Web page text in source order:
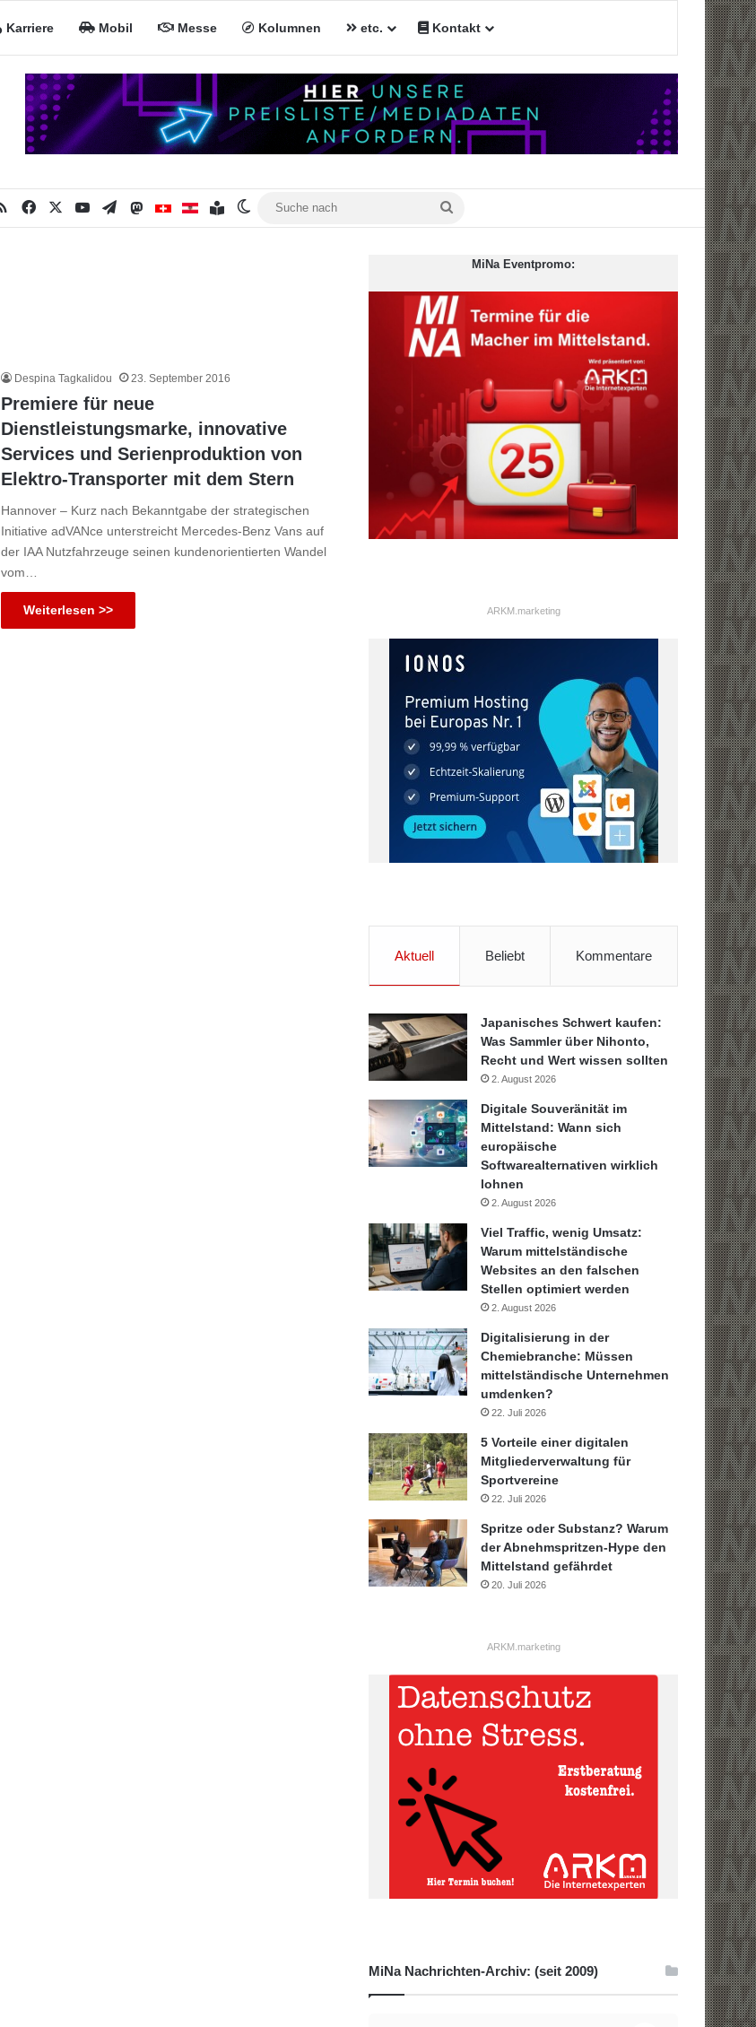
Karriere Mobil Messe Kolumnen etc. Kontakt
RSSFacebookYouTubeTelegramMastodonMiNa CHMiNa AT
Inhaltsverzeichnis
Skin umschalten
Despina Tagkalidou 23. September 2016
Premiere für neue
Dienstleistungsmarke, innovative
Services und Serienproduktion von
Elektro-Transporter mit dem Stern
Hannover – Kurz nach Bekanntgabe der strategischen
Initiative adVANce unterstreicht Mercedes-Benz Vans auf
der IAA Nutzfahrzeuge seinen kundenorientierten Wandel
vom…
Weiterlesen >>
MiNa Eventpromo:
ARKM.marketing
Aktuell Beliebt Kommentare
Japanisches Schwert kaufen:
Was Sammler über Nihonto,
Recht und Wert wissen sollten
2. August 2026
Digitale Souveränität im
Mittelstand: Wann sich
europäische
Softwarealternativen wirklich
lohnen
2. August 2026
Viel Traffic, wenig Umsatz:
Warum mittelständische
Websites an den falschen
Stellen optimiert werden
2. August 2026
Digitalisierung in der
Chemiebranche: Müssen
mittelständische Unternehmen
umdenken?
22. Juli 2026
5 Vorteile einer digitalen
Mitgliederverwaltung für
Sportvereine
22. Juli 2026
Spritze oder Substanz? Warum
der Abnehmspritzen-Hype den
Mittelstand gefährdet
20. Juli 2026
ARKM.marketing
MiNa Nachrichten-Archiv: (seit 2009)